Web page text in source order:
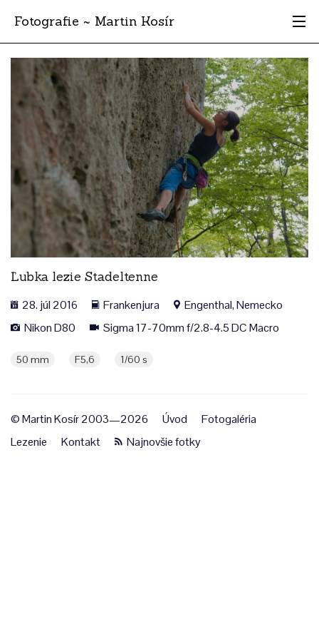
Fotografie ~ Martin Kosír
Moje obľúbené
Albumy
Miesta
Archív
Vyhľadávanie
Ľubka lezie Stadeltenne
28. júl 2016 Frankenjura
Engenthal, Nemecko
Nikon D80
Sigma 17-70mm f/2.8-4.5 DC Macro
50 mm F5,6 1/60 s
© Martin Kosír 2003—2026 Úvod
Fotogaléria
Lezenie
Kontakt Najnovšie fotky